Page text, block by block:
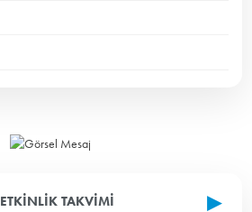
ETKINLIK TAKVIMI